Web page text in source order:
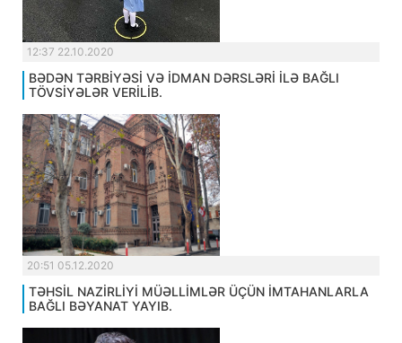
12:37 22.10.2020
BƏDƏN TƏRBİYƏSİ VƏ İDMAN DƏRSLƏRİ İLƏ BAĞLI
TÖVSİYƏLƏR VERİLİB.
20:51 05.12.2020
TƏHSİL NAZİRLİYİ MÜƏLLİMLƏR ÜÇÜN İMTAHANLARLA
BAĞLI BƏYANAT YAYIB.